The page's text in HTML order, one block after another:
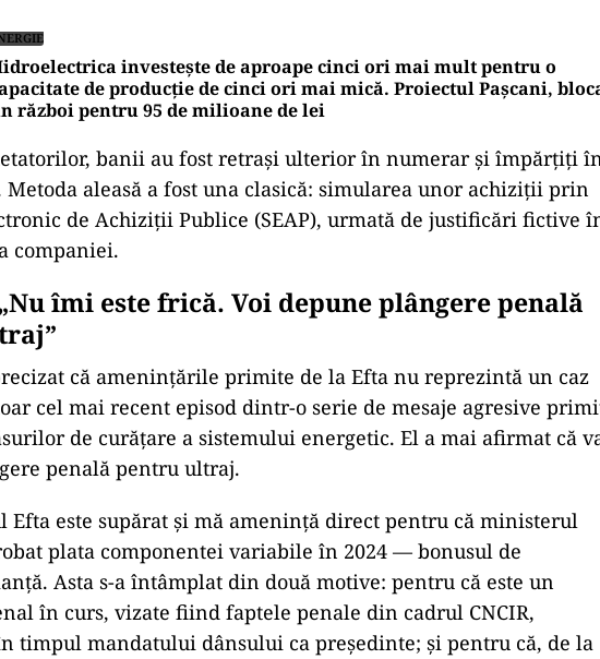
investește de aproape cinci ori mai mult pentru o
de producție de cinci ori mai mică. Proiectul Pașcani,
război pentru 95 de milioane de lei
banii au fost retrași ulterior în numerar și împărțiți
aleasă a fost una clasică: simularea unor achiziții prin
de Achiziții Publice (SEAP), urmată de justificări fictive
companiei.
îmi este frică. Voi depune plângere penală
că amenințările primite de la Efta nu reprezintă un caz
cel mai recent episod dintr-o serie de mesaje agresive
de curățare a sistemului energetic. El a mai afirmat că
penală pentru ultraj.
Efta este supărat și mă amenință direct pentru că ministerul
plata componentei variabile în 2024 — bonusul de
Asta s-a întâmplat din două motive: pentru că este un
în curs, vizate fiind faptele penale din cadrul CNCIR,
timpul mandatului dânsului ca președinte; și pentru că, de la